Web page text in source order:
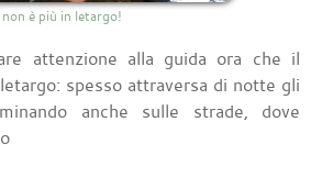
è più in letargo!
attenzione alla guida ora che il
spesso attraversa di notte gli
anche sulle strade, dove